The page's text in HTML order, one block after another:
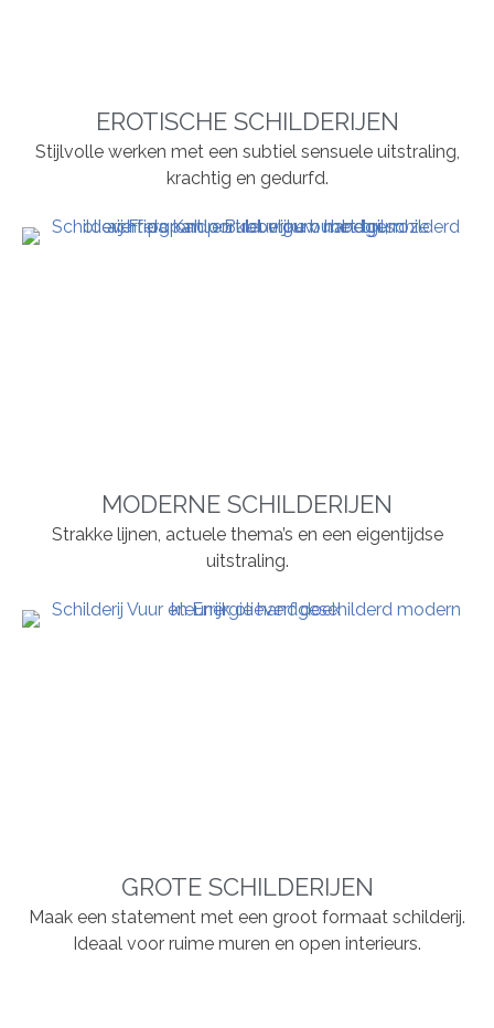
EROTISCHE SCHILDERIJEN
Stijlvolle werken met een subtiel sensuele uitstraling,
krachtig en gedurfd.
MODERNE SCHILDERIJEN
Strakke lijnen, actuele thema’s en een eigentijdse
uitstraling.
GROTE SCHILDERIJEN
Maak een statement met een groot formaat schilderij.
Ideaal voor ruime muren en open interieurs.